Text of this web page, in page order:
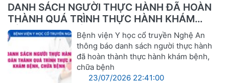
DANH SÁCH NGƯỜI THỰC HÀNH ĐÃ HOÀN
THÀNH QUÁ TRÌNH THỰC HÀNH KHÁM
BỆNH, CHỮA BỆNHBệnh viện Y học cổ truyền Nghệ An
thông báo danh sách người thực hành
đã hoàn thành thực hành khám bệnh,
chữa bệnh
23/07/2026 22:41:00